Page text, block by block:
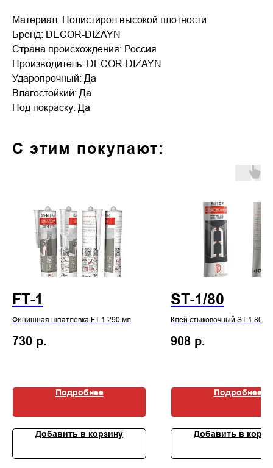
Материал: Полистирол высокой плотности
Бренд: DECOR-DIZAYN
Страна происхождения: Россия
Производитель: DECOR-DIZAYN
Ударопрочный: Да
Влагостойкий: Да
Под покраску: Да
С этим покупают:
FT-1
Финишная шпатлевка FT-1 290 мл
730 р.
Подробнее
Добавить в корзину
ST-1/80
Клей стыковочный ST-1 80 мл
908 р.
Подробнее
Добавить в